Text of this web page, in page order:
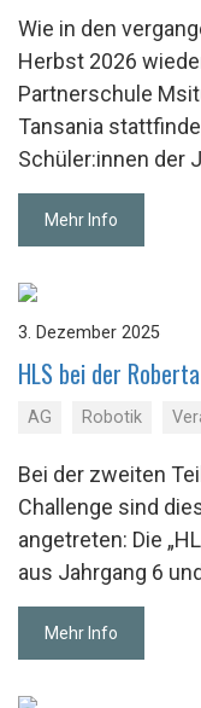
Wie in den
Herbst 2026
Partnerschule
Tansania
Schüler:innen der
Mehr Info
3. Dezember 2025
HLS bei der
AG Robotik
Bei der zweiten
Challenge sind
angetreten: Die
aus Jahrgang 6
Mehr Info